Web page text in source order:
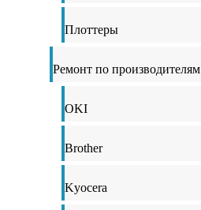
Плоттеры
Ремонт по производителям
OKI
Brother
Kyocera